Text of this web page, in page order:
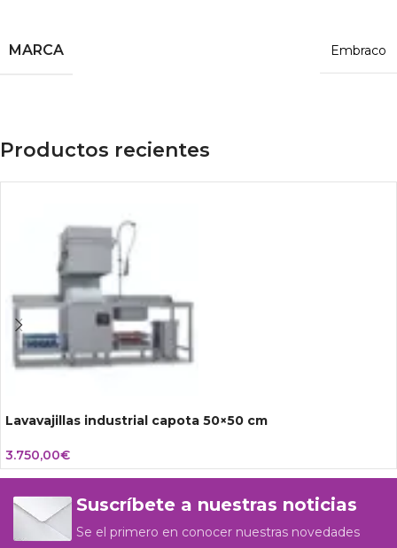
MARCA Embraco
Productos recientes
Lavavajillas industrial capota 50×50 cm
3.750,00€
Suscríbete a nuestras noticias
Se el primero en conocer nuestras novedades